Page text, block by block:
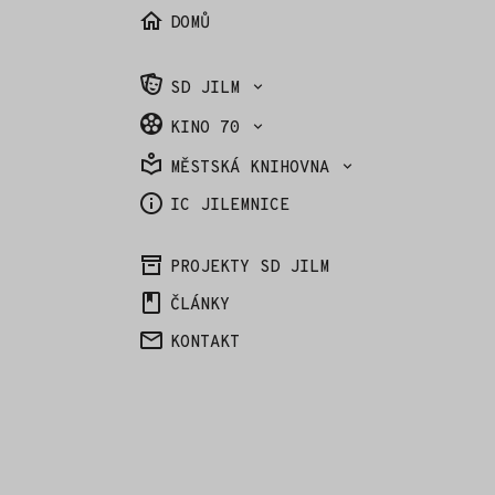
DOMŮ
SD JILM
KINO 70
MĚSTSKÁ KNIHOVNA
IC JILEMNICE
PROJEKTY SD JILM
ČLÁNKY
KONTAKT